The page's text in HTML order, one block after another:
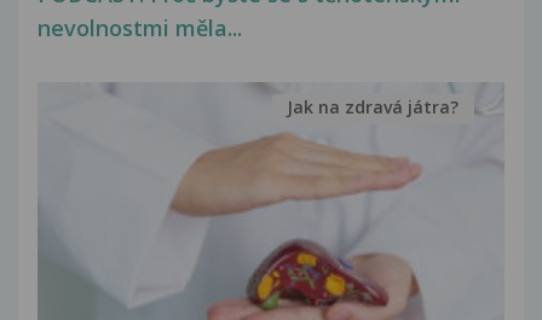
nevolnostmi měla...
Jak na zdravá játra?